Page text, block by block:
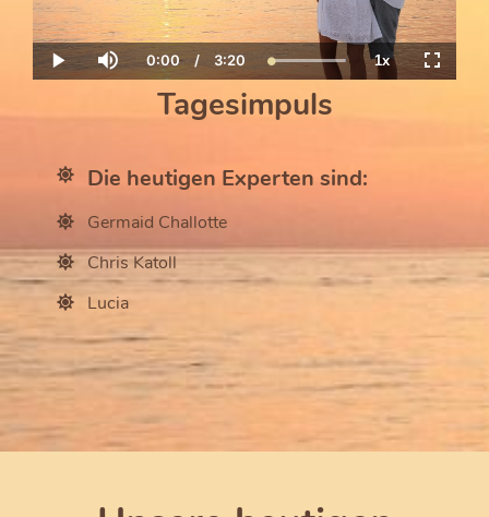
Play Mute
Current
Time
0:00 / Duration
3:20 Loaded
100.00%
1xPlayback
Rate
Tagesimpuls
Die heutigen Experten sind:
Germaid Challotte
Chris Katoll
Lucia